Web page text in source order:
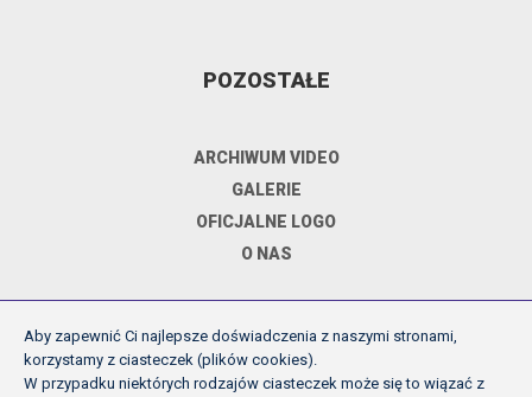
POZOSTAŁE
ARCHIWUM VIDEO
GALERIE
OFICJALNE LOGO
O NAS
DOKUMENTY
Aby zapewnić Ci najlepsze doświadczenia z naszymi stronami,
korzystamy z ciasteczek (plików cookies).
W przypadku niektórych rodzajów ciasteczek może się to wiązać z